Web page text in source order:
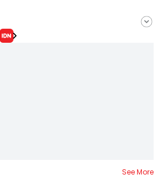
See More